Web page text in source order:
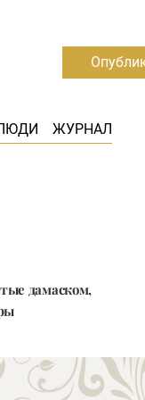
ЖУРНАЛ
дамаском,